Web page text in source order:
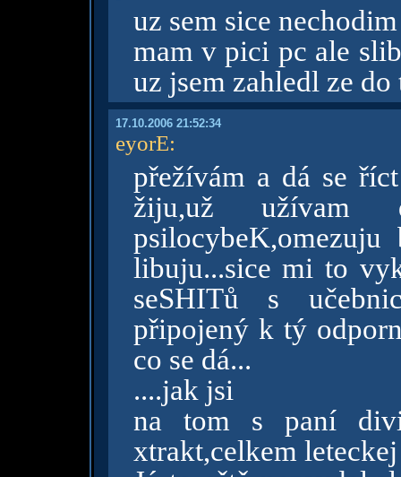
uz sem sice
mam v pici pc ale
uz jsem zahledl ze do
17.10.2006 21:52:34
eyorE:
přežívám a dá se
žiju,už užívam
libuju...sice mi to
seSHITů s
připojený k tý
co se dá...
....jak jsi
na tom s paní
xtrakt,celkem